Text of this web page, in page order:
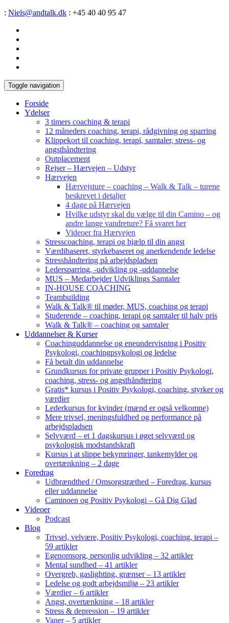
: Niels@andtalk.dk : +45 40 40 95 47
Toggle navigation
Forside
Ydelser
3 timers coaching & terapi
12 måneders coaching, terapi, rådgivning og sparring
Klippekort til coaching, terapi, samtaler, stress- og
angsthåndtering
Outplacement
Rejser – Hærvejen – Udstyr
Hærvejen
Hærvejsture – coaching – Walk & Talk – turene
beskrevet i detaljer
4 dage på Hærvejen
Hvilke udstyr skal du vælge til din Camino – og
andre lange vandreture? Få svaret her
Videoer fra Hærvejen
Stresscoaching, terapi og hjælp til din angst
Værdibaseret, styrkebaseret og anerkendende ledelse
Stresshåndtering på arbejdspladsen
Ledersparring, -udvikling og -uddannelse
MUS – Medarbejder Udviklings Samtaler
IN-HOUSE COACHING
Teambuilding
Walk & Talk® til møder, MUS, coaching og terapi
Studerende – coaching, terapi og samtaler til halv pris
Walk & Talk® – coaching og samtaler
Uddannelser & Kurser
Coachinguddannelse og eneundervisning i Positiv
Psykologi, coachingpsykologi og ledelse
Få betalt din uddannelse
Grundkursus for private grupper i Positiv Psykologi,
coaching, stress- og angsthåndtering
Gratis* kursus i Positiv Psykologi, coaching, styrker og
værdier
Lederkursus for kvinder (mænd er også velkomne)
Mere trivsel, meningsfuldhed og performance på
arbejdspladsen
Selvværd – et 1 dagskursus i øget selvværd og
psykologisk modstandskraft
Kursus i at slippe bekymringer, tankemylder og
overtænkning – 2 dage
Foredrag
Udbrændthed / Omsorgstræthed – Foredrag, kursus
eller uddannelse
Caminoen og Positiv Psykologi – Gå Dig Glad
Videoer
Podcast
Blog
Trivsel, velvære, Positiv Psykologi, coaching, terapi –
59 artikler
Egenomsorg, personlig udvikling – 32 artikler
Mental sundhed – 41 artikler
Overgreb, gaslighting, grænser – 13 artikler
Ledelse og godt arbejdsmiljø – 23 artikler
Værdier – 6 artikler
Angst, overtænkning – 18 artikler
Stress & depression – 19 artikler
Vaner – 5 artikler